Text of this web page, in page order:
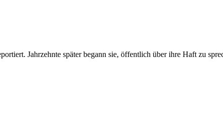
Jahrzehnte später begann sie, öffentlich über ihre Haft zu